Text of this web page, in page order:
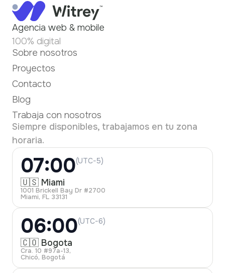
Agencia web & mobile
100% digital
Sobre nosotros
Proyectos
Contacto
Blog
Trabaja con nosotros
Siempre disponibles, trabajamos en tu zona
horaria.
07:00(UTC-5)
🇺🇸 Miami
1001 Brickell Bay Dr #2700
Miami, FL 33131
06:00(UTC-6)
🇨🇴 Bogota
Cra. 10 #97a-13,
Chicó, Bogotá